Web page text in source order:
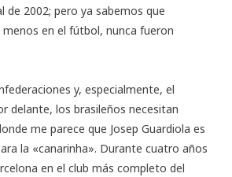
de 2002; pero ya sabemos que
en el fútbol, nunca fueron
y, especialmente, el
delante, los brasileños necesitan
me parece que Josep Guardiola es
la «canarinha». Durante cuatro años
en el club más completo del